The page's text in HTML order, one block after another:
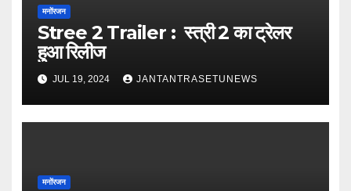
मनोंरजन
Stree 2 Trailer : स्त्री 2 का ट्रेलर
हुआ रिलीज
JUL 19, 2024 JANTANTRASETUNEWS
मनोंरजन